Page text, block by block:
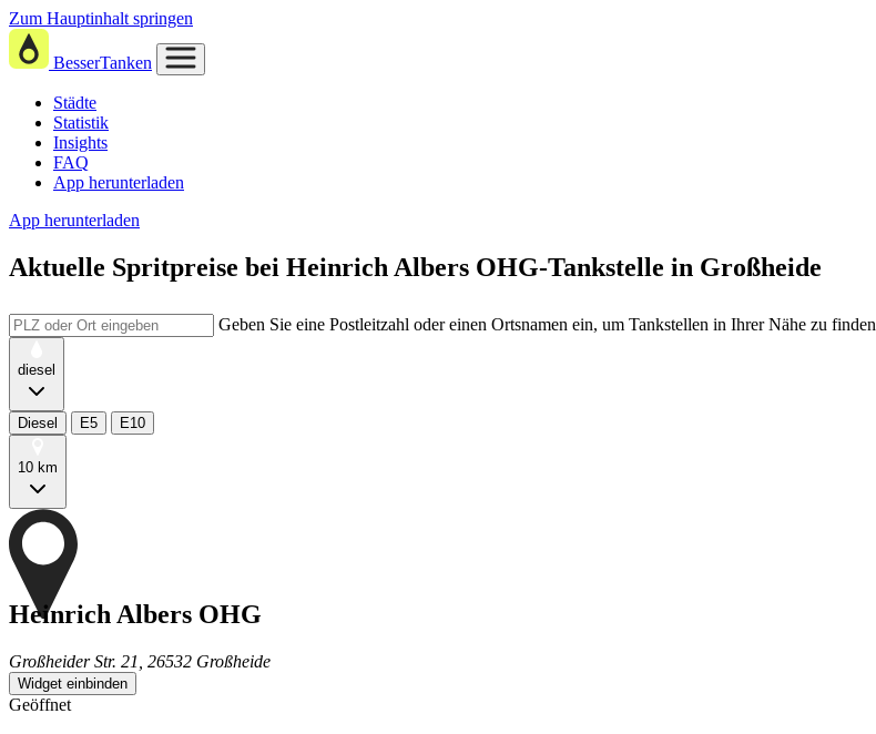
Zum Hauptinhalt springen
BesserTanken
Städte
Statistik
Insights
FAQ
App herunterladen
App herunterladen
Aktuelle Spritpreise bei Heinrich Albers OHG-Tankstelle in Großheide
Geben Sie eine Postleitzahl oder einen Ortsnamen ein, um Tankstellen in Ihrer Nähe zu finden
diesel
Diesel E5 E10
10 km
Heinrich Albers OHG
Großheider Str. 21, 26532 Großheide
Widget einbinden
Geöffnet